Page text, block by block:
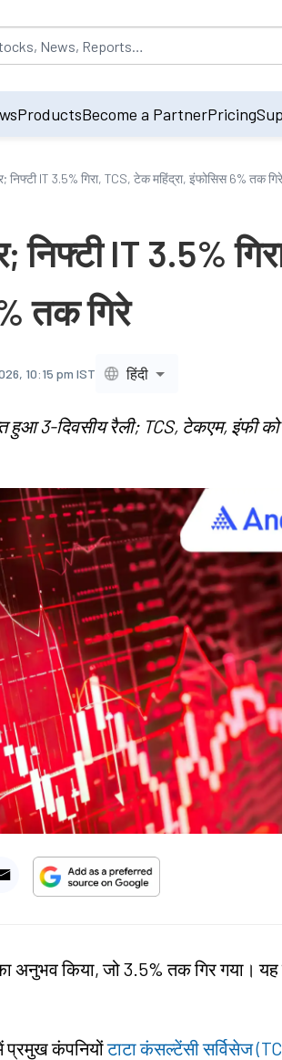
populated by default on accessing the
ProductsBecome a PartnerPricing
IT 3.5% गिरा, TCS, टेक महिंद्रा, इंफोसिस 6% तक गिरे
IT 3.5%
तक गिरे
10:15 pm IST हिंदी
हुआ 3-दिवसीय रैली; TCS, टेकएम, इंफी
किया, जो 3.5% तक गिर गया। यह
प्रमुख कंपनियोंटाटा कंसल्टेंसी सर्विसेज